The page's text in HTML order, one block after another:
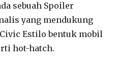
sebuah Spoiler
yang mendukung
Estilo bentuk mobil
hot-hatch.